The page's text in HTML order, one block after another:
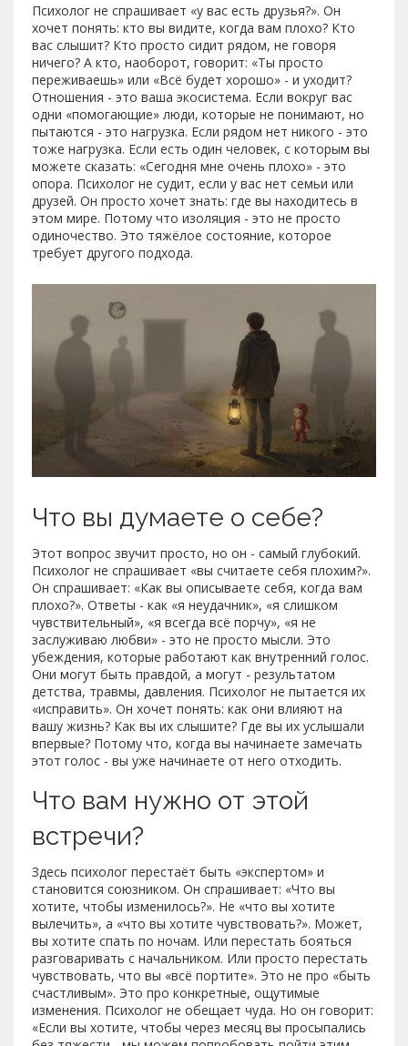
Психолог не спрашивает «у вас есть друзья?». Он
хочет понять: кто вы видите, когда вам плохо? Кто
вас слышит? Кто просто сидит рядом, не говоря
ничего? А кто, наоборот, говорит: «Ты просто
переживаешь» или «Всё будет хорошо» - и уходит?
Отношения - это ваша экосистема. Если вокруг вас
одни «помогающие» люди, которые не понимают, но
пытаются - это нагрузка. Если рядом нет никого - это
тоже нагрузка. Если есть один человек, с которым вы
можете сказать: «Сегодня мне очень плохо» - это
опора. Психолог не судит, если у вас нет семьи или
друзей. Он просто хочет знать: где вы находитесь в
этом мире. Потому что изоляция - это не просто
одиночество. Это тяжёлое состояние, которое
требует другого подхода.
Что вы думаете о себе?
Этот вопрос звучит просто, но он - самый глубокий.
Психолог не спрашивает «вы считаете себя плохим?».
Он спрашивает: «Как вы описываете себя, когда вам
плохо?». Ответы - как «я неудачник», «я слишком
чувствительный», «я всегда всё порчу», «я не
заслуживаю любви» - это не просто мысли. Это
убеждения, которые работают как внутренний голос.
Они могут быть правдой, а могут - результатом
детства, травмы, давления. Психолог не пытается их
«исправить». Он хочет понять: как они влияют на
вашу жизнь? Как вы их слышите? Где вы их услышали
впервые? Потому что, когда вы начинаете замечать
этот голос - вы уже начинаете от него отходить.
Что вам нужно от этой
встречи?
Здесь психолог перестаёт быть «экспертом» и
становится союзником. Он спрашивает: «Что вы
хотите, чтобы изменилось?». Не «что вы хотите
вылечить», а «что вы хотите чувствовать?». Может,
вы хотите спать по ночам. Или перестать бояться
разговаривать с начальником. Или просто перестать
чувствовать, что вы «всё портите». Это не про «быть
счастливым». Это про конкретные, ощутимые
изменения. Психолог не обещает чуда. Но он говорит:
«Если вы хотите, чтобы через месяц вы просыпались